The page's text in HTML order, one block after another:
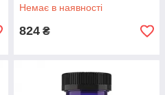
Немає в наявності
824 ₴